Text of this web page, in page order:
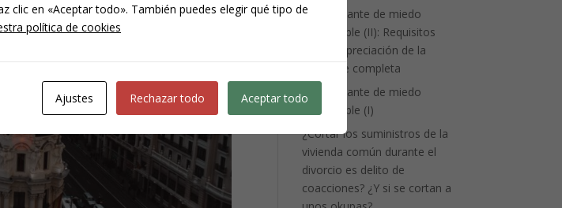
La atenuante de miedo
insuperable (II): Requisitos
para la apreciación de la
eximente completa
La atenuante de miedo
insuperable (I)
¿Cortar los suministros de la
vivienda común durante el
divorcio es delito de
coacciones? ¿Y si se cortan a
clic en «Aceptar todo». También puedes elegir qué tipo de
política de cookies
Ajustes Rechazar todo Aceptar todo